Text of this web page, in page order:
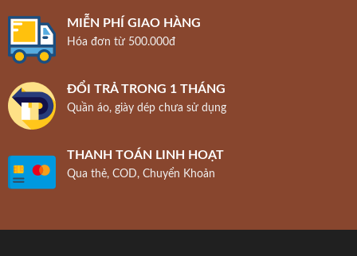
MIỄN PHÍ GIAO HÀNG
Hóa đơn từ 500.000đ
ĐỔI TRẢ TRONG 1 THÁNG
Quần áo, giày dép chưa sử dụng
THANH TOÁN LINH HOẠT
Qua thẻ, COD, Chuyển Khoản